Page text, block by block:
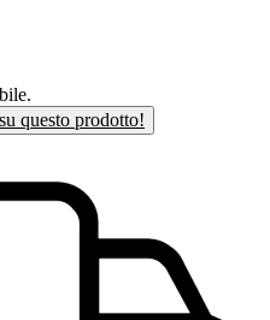
questo prodotto!